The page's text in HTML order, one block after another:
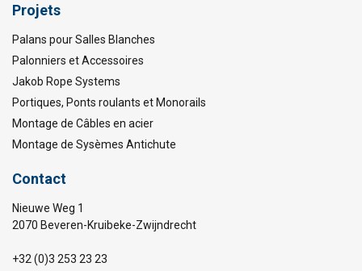
Projets
Palans pour Salles Blanches
Palonniers et Accessoires
Jakob Rope Systems
Portiques, Ponts roulants et Monorails
Montage de Câbles en acier
Montage de Sysèmes Antichute
Contact
Nieuwe Weg 1
2070 Beveren-Kruibeke-Zwijndrecht
+32 (0)3 253 23 23